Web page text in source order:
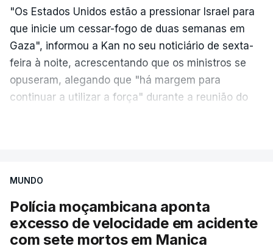
"Os Estados Unidos estão a pressionar Israel para
que inicie um cessar-fogo de duas semanas em
Gaza", informou a Kan no seu noticiário de sexta-
feira à noite, acrescentando que os ministros se
opuseram, alegando que "há margem para
continuar a utilizar a força" durante a reunião do
aplicação do plano de desarmamento do Hamas.
Além disso, o correspondente do canal de
televisão israelita i24News, que também teve
acesso às deliberações do Gabinete, recordou na
MUNDO
Polícia moçambicana aponta
excesso de velocidade em acidente
com sete mortos em Manica